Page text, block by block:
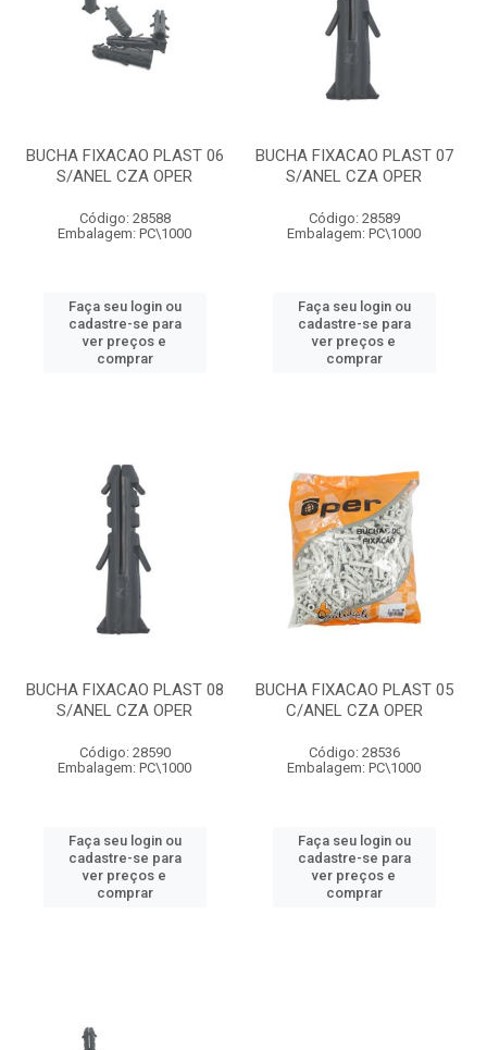
BUCHA FIXACAO PLAST 06
S/ANEL CZA OPER
Código: 28588
Embalagem: PC\1000
Faça seu login ou
cadastre-se para
ver preços e
comprar
BUCHA FIXACAO PLAST 07
S/ANEL CZA OPER
Código: 28589
Embalagem: PC\1000
Faça seu login ou
cadastre-se para
ver preços e
comprar
BUCHA FIXACAO PLAST 08
S/ANEL CZA OPER
Código: 28590
Embalagem: PC\1000
Faça seu login ou
cadastre-se para
ver preços e
comprar
BUCHA FIXACAO PLAST 05
C/ANEL CZA OPER
Código: 28536
Embalagem: PC\1000
Faça seu login ou
cadastre-se para
ver preços e
comprar